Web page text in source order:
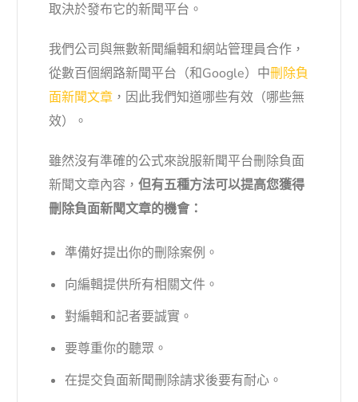
取決於發布它的新聞平台。
我們公司與無數新聞編輯和網站管理員合作，
從數百個網路新聞平台（和Google）中刪除負
面新聞文章，因此我們知道哪些有效（哪些無
效）。
雖然沒有準確的公式來說服新聞平台刪除負面
新聞文章內容， 但有五種方法可以提高您獲得
刪除負面新聞文章的機會：
準備好提出你的刪除案例。
向編輯提供所有相關文件。
對編輯和記者要誠實。
要尊重你的聽眾。
在提交負面新聞刪除請求後要有耐心。